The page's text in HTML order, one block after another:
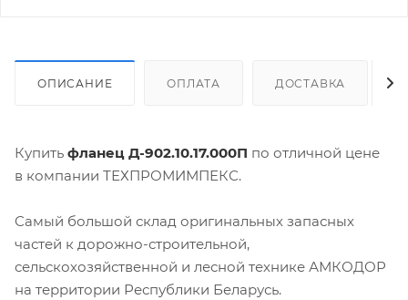
ОПИСАНИЕ ОПЛАТА ДОСТАВКА
Купить фланец Д-902.10.17.000П по отличной цене
в компании ТЕХПРОМИМПЕКС.
Самый большой склад оригинальных запасных
частей к дорожно-строительной,
сельскохозяйственной и лесной технике АМКОДОР
на территории Республики Беларусь.